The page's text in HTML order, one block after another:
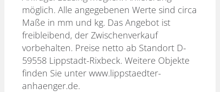
möglich. Alle angegebenen Werte sind circa
Maße in mm und kg. Das Angebot ist
freibleibend, der Zwischenverkauf
vorbehalten. Preise netto ab Standort D-
59558 Lippstadt-Rixbeck. Weitere Objekte
finden Sie unter www.lippstaedter-
anhaenger.de.